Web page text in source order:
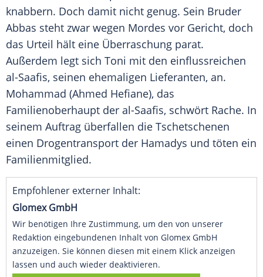
knabbern. Doch damit nicht genug. Sein Bruder
Abbas steht zwar wegen Mordes vor Gericht, doch
das Urteil hält eine Überraschung parat.
Außerdem legt sich Toni mit den einflussreichen
al-Saafis, seinen ehemaligen Lieferanten, an.
Mohammad (Ahmed Hefiane), das
Familienoberhaupt der al-Saafis, schwört Rache. In
seinem Auftrag überfallen die Tschetschenen
einen Drogentransport der Hamadys und töten ein
Familienmitglied.
Empfohlener externer Inhalt:
Glomex GmbH
Wir benötigen Ihre Zustimmung, um den von unserer
Redaktion eingebundenen Inhalt von Glomex GmbH
anzuzeigen. Sie können diesen mit einem Klick anzeigen
lassen und auch wieder deaktivieren.